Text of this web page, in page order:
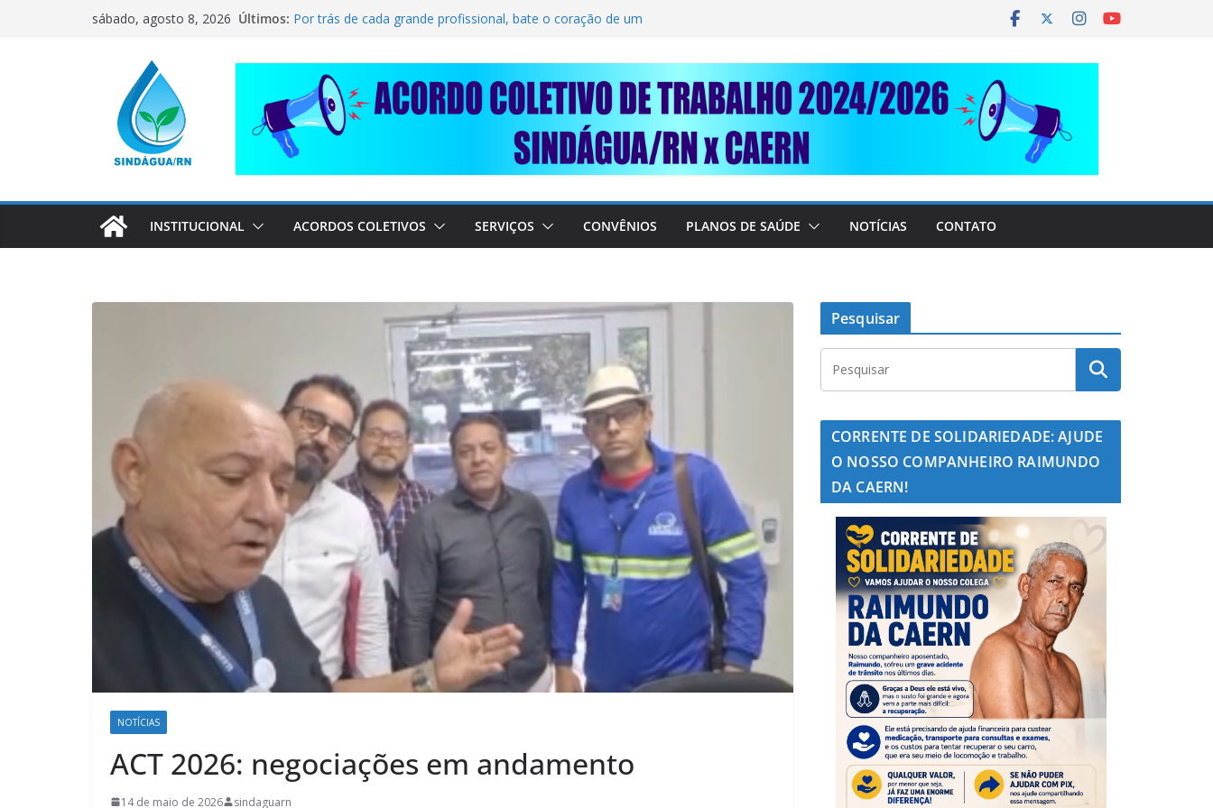
sábado, agosto 8, 2026 Últimos: CORRENTE DE SOLIDARIEDADE: AJUDE O NOSSO
COMPANHEIRO RAIMUNDO DA CAERN!
pai dedicado
📢 ATENÇÃO, TRABALHADORES DO SINDÁGUA/RN! 📢
Sindágua/RN presente em importante debate com o Ministro
Luiz Marinho!
ELE AVISOU SOBRE A SABESP! 🚨
INSTITUCIONAL ACORDOS COLETIVOS SERVIÇOS CONVÊNIOS PLANOS DE SAÚDE NOTÍCIAS CONTATO
NOTÍCIAS
ACT 2026: negociações em andamento
14 de maio de 2026 sindaguarn
Pesquisar
CORRENTE DE SOLIDARIEDADE: AJUDE
O NOSSO COMPANHEIRO RAIMUNDO
DA CAERN!